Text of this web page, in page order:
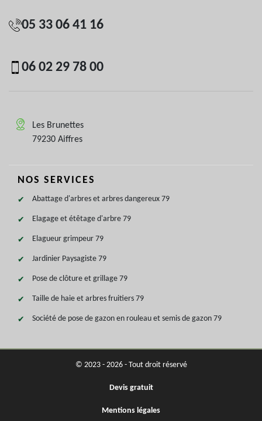
05 33 06 41 16
06 02 29 78 00
Les Brunettes
79230 Aiffres
NOS SERVICES
Abattage d'arbres et arbres dangereux 79
Elagage et étêtage d'arbre 79
Elagueur grimpeur 79
Jardinier Paysagiste 79
Pose de clôture et grillage 79
Taille de haie et arbres fruitiers 79
Société de pose de gazon en rouleau et semis de gazon 79
© 2023 - 2026 - Tout droit réservé
Devis gratuit
Mentions légales